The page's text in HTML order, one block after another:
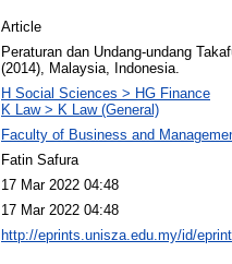
Article
Peraturan dan Undang-undang
(2014), Malaysia, Indonesia.
H Social Sciences > HG Finance
K Law > K Law (General)
Faculty of Business and
Fatin Safura
17 Mar 2022 04:48
17 Mar 2022 04:48
http://eprints.unisza.edu.my/id/